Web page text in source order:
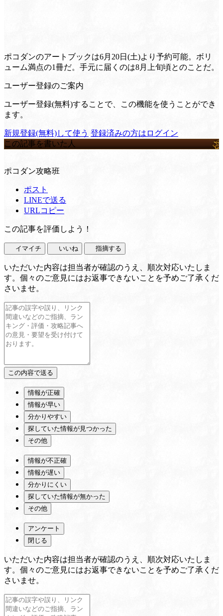
ポコダンのアートブックは6月20日(土)より予約可能。ボリ
ューム満点の1冊だ。手元に届くのは8月上旬頃とのことだ。
ユーザー登録のご案内
ユーザー登録(無料)することで、この機能を使うことができ
ます。
新規登録(無料)して使う 登録済みの方はログイン
この記事を書いた人
ポコダン攻略班
ポスト
LINEで送る
URLコピー
この記事を評価しよう！
イマイチ いいね 指摘する
いただいた内容は担当者が確認のうえ、順次対応いたしま
す。個々のご意見にはお返事できないことを予めご了承くだ
さいませ。
情報が正確
情報が早い
分かりやすい
探していた情報が見つかった
その他
情報が不正確
情報が遅い
分かりにくい
探していた情報が無かった
その他
アンケート
閉じる
いただいた内容は担当者が確認のうえ、順次対応いたしま
す。個々のご意見にはお返事できないことを予めご了承くだ
さいませ。